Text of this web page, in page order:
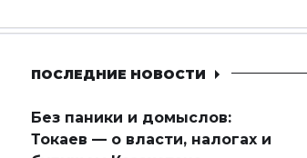
ПОСЛЕДНИЕ НОВОСТИ
Без паники и домыслов:
Токаев — о власти, налогах и